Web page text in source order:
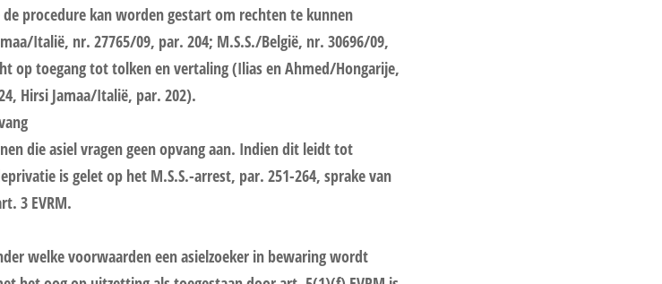
procedure kan worden gestart om rechten te kunnen
Italië, nr. 27765/09, par. 204; M.S.S./België, nr. 30696/09,
op toegang tot tolken en vertaling (Ilias en Ahmed/Hongarije,
Hirsi Jamaa/Italië, par. 202).
die asiel vragen geen opvang aan. Indien dit leidt tot
is gelet op het M.S.S.-arrest, par. 251-264, sprake van
3 EVRM.
welke voorwaarden een asielzoeker in bewaring wordt